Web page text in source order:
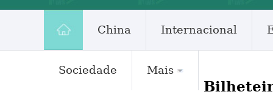
China Internacional
Sociedade Mais